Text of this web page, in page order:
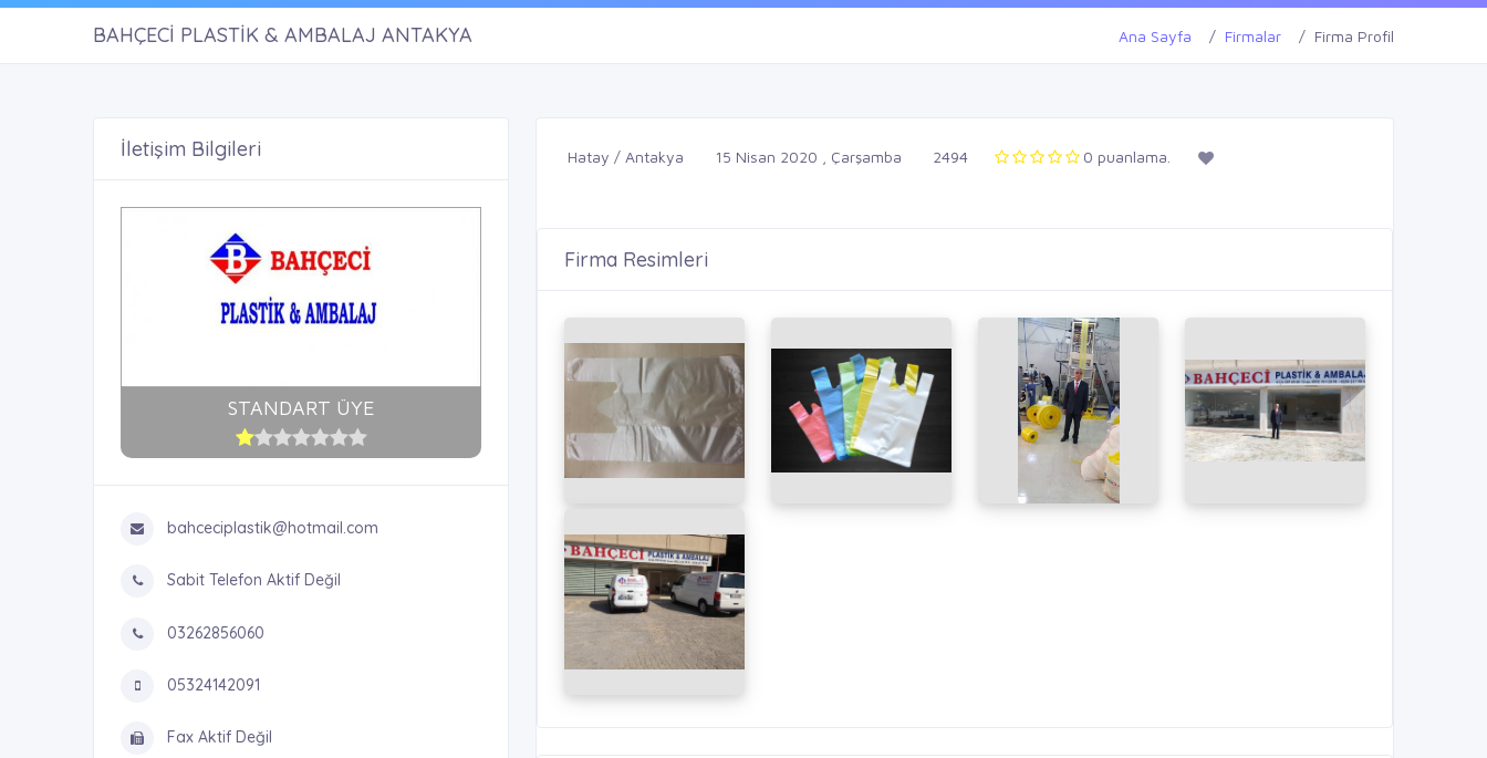
BAHÇECİ PLASTİK & AMBALAJ ANTAKYA Ana Sayfa Firmalar Firma Profil
İletişim Bilgileri
STANDART ÜYE
bahceciplastik@hotmail.com
Sabit Telefon Aktif Değil
03262856060
05324142091
Fax Aktif Değil
Hatay / Antakya 15 Nisan 2020 , Çarşamba 2494 0 puanlama.
Firma Resimleri